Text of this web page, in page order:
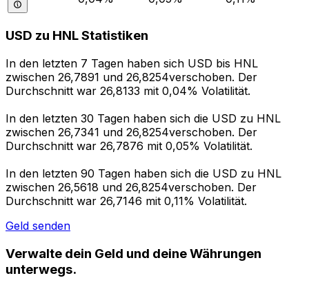
USD zu HNL Statistiken
In den letzten 7 Tagen haben sich USD bis HNL
zwischen 26,7891 und 26,8254verschoben. Der
Durchschnitt war 26,8133 mit 0,04% Volatilität.
In den letzten 30 Tagen haben sich die USD zu HNL
zwischen 26,7341 und 26,8254verschoben. Der
Durchschnitt war 26,7876 mit 0,05% Volatilität.
In den letzten 90 Tagen haben sich die USD zu HNL
zwischen 26,5618 und 26,8254verschoben. Der
Durchschnitt war 26,7146 mit 0,11% Volatilität.
Geld senden
Verwalte dein Geld und deine Währungen
unterwegs.